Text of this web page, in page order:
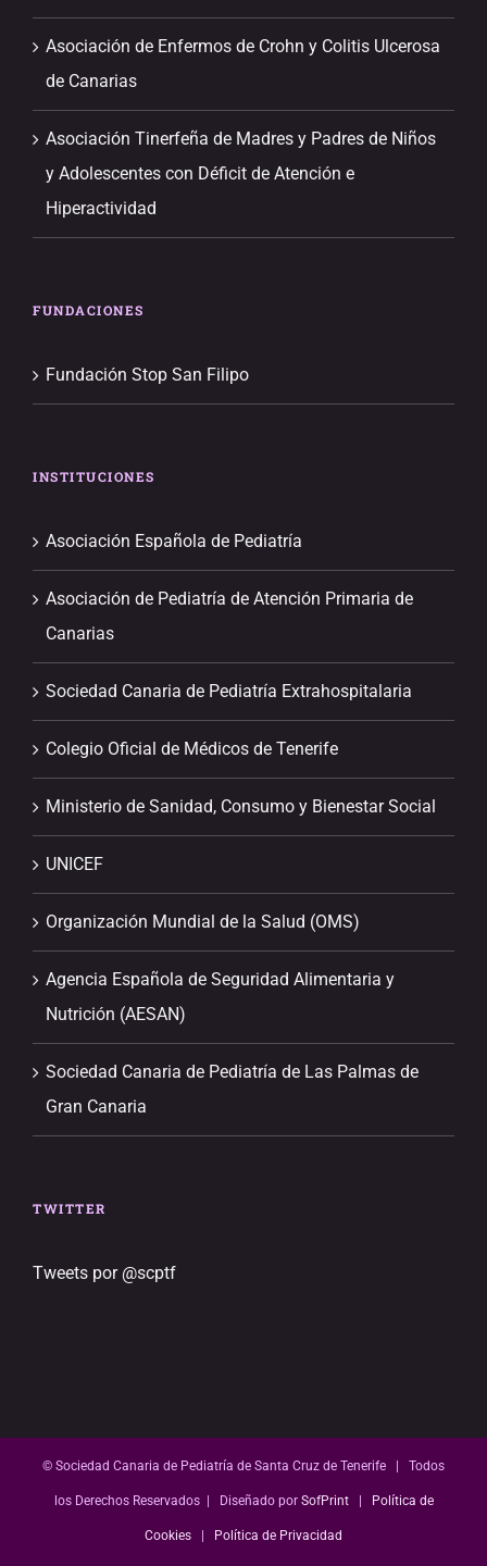
Asociación de Enfermos de Crohn y Colitis Ulcerosa
de Canarias
Asociación Tinerfeña de Madres y Padres de Niños
y Adolescentes con Déficit de Atención e
Hiperactividad
FUNDACIONES
Fundación Stop San Filipo
INSTITUCIONES
Asociación Española de Pediatría
Asociación de Pediatría de Atención Primaria de
Canarias
Sociedad Canaria de Pediatría Extrahospitalaria
Colegio Oficial de Médicos de Tenerife
Ministerio de Sanidad, Consumo y Bienestar Social
UNICEF
Organización Mundial de la Salud (OMS)
Agencia Española de Seguridad Alimentaria y
Nutrición (AESAN)
Sociedad Canaria de Pediatría de Las Palmas de
Gran Canaria
TWITTER
Tweets por @scptf
© Sociedad Canaria de Pediatría de Santa Cruz de Tenerife | Todos
los Derechos Reservados | Diseñado por SofPrint| Política de
Cookies | Política de Privacidad